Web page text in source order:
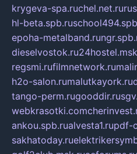
krygeva-spa.ruchel.net.ru
hl-beta.spb.ru
epoha-metalband.ru
dieselvostok.ru
regsmi.rufilmnetwork.ru
h2o-salon.rumalutkayork.ru
tango-perm.rugooddir.ru
webkrasotki.com
ankou.spb.rualvesta1.rupdf-
sakhatoday.ru